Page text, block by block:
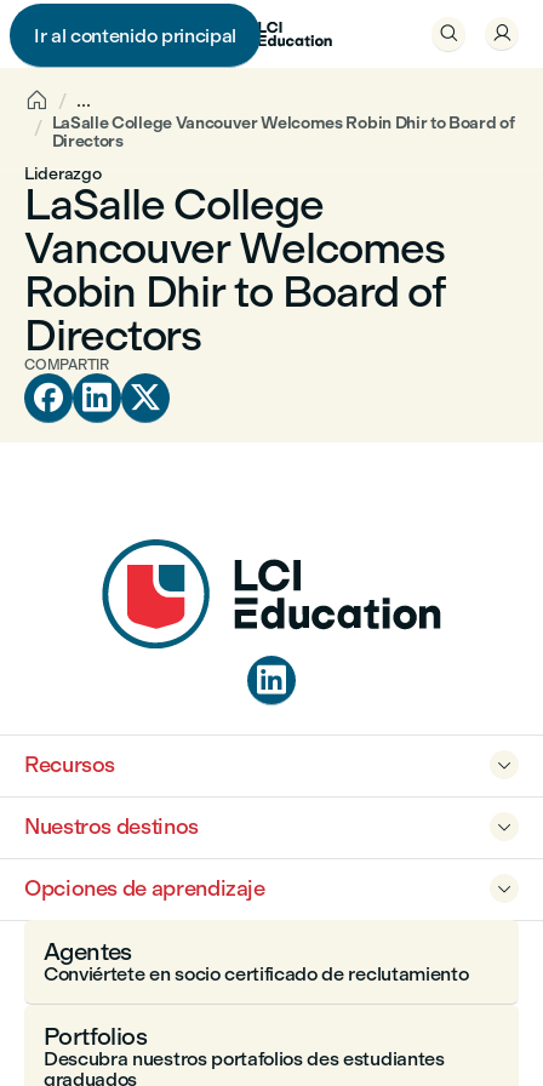
Ir al contenido principal
  
 ...
LaSalle College Vancouver Welcomes Robin Dhir to Board of
Directors
Liderazgo
LaSalle College
Vancouver Welcomes
Robin Dhir to Board of
Directors
COMPARTIR
  


Recursos

Nuestros destinos

Opciones de aprendizaje
Agentes
Conviértete en socio certificado de reclutamiento
Portfolios
Descubra nuestros portafolios des estudiantes
graduados